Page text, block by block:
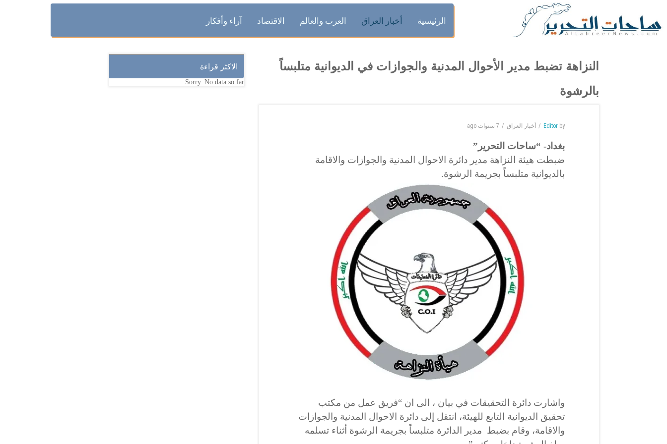
الرئيسية أخبار العراق العرب والعالم الاقتصاد آراء وأفكار
النزاهة تضبط مدير الأحوال المدنية والجوازات في الديوانية متلبساً
بالرشوة
by
Editor أخبار العراق 7 سنوات ago
بغداد- “ساحات التحرير”
ضبطت هيئة النزاهة مدير دائرة الاحوال المدنية والجوازات والاقامة
بالديوانية متلبساً بجريمة الرشوة.
واشارت دائرة التحقيقات في بيان ، الى ان “فريق عمل من مكتب
تحقيق الديوانية التابع للهيئة، انتقل إلى دائرة الاحوال المدنية والجوازات
والاقامة، وقام بضبط مدير الدائرة متلبساً بجريمة الرشوة أثناء تسلمه
الاكثر قراءة
Sorry. No data so far.